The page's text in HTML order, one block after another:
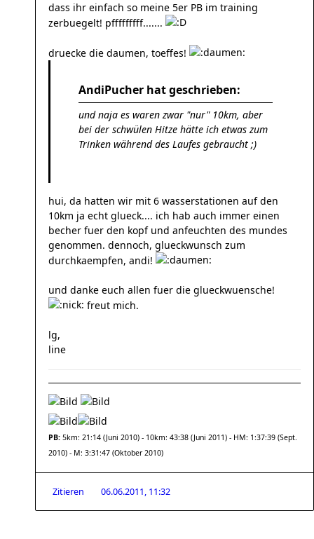
dass ihr einfach so meine 5er PB im training
zerbuegelt! pfffffffff.......
druecke die daumen, toeffes!
AndiPucher hat geschrieben:
und naja es waren zwar "nur" 10km, aber
bei der schwülen Hitze hätte ich etwas zum
Trinken während des Laufes gebraucht ;)
hui, da hatten wir mit 6 wasserstationen auf den
10km ja echt glueck.... ich hab auch immer einen
becher fuer den kopf und anfeuchten des mundes
genommen. dennoch, glueckwunsch zum
durchkaempfen, andi!
und danke euch allen fuer die glueckwuensche!
freut mich.
lg,
line
PB: 5km: 21:14 (Juni 2010) - 10km: 43:38 (Juni 2011) - HM: 1:37:39 (Sept.
2010) - M: 3:31:47 (Oktober 2010)
Zitieren 06.06.2011, 11:32